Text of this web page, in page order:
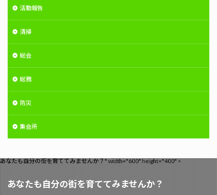
活動報告
清掃
総会
総務
防災
集会所
あなたも自分の街を育ててみませんか？" width="600" height="400" >
あなたも自分の街を育ててみませんか？